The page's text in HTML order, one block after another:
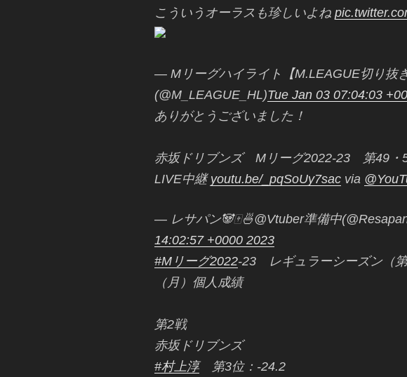
こういうオーラスも珍しいよね
— Mリーグハイライト【M.LEAGUE切り抜
(@M_LEAGUE_HL)Tue Jan 03 07:04:03
ありがとうございました！
赤坂ドリブンズ Mリーグ2022-23 第49・
LIVE中継 youtu.be/_pqSoUy7sac via
— レサパン🐼🀄🍜@Vtuber準備中
14:02:57 +0000 2023
#Mリーグ2022-23 レギュラーシーズン（
（月）個人成績
第2戦
赤坂ドリブンズ
#村上淳第3位：-24.2